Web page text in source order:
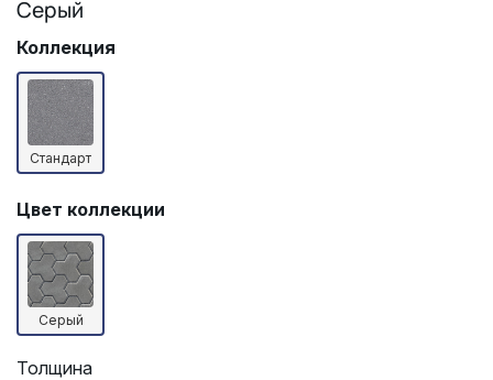
Серый
Коллекция
Стандарт
Цвет коллекции
Серый
Толщина